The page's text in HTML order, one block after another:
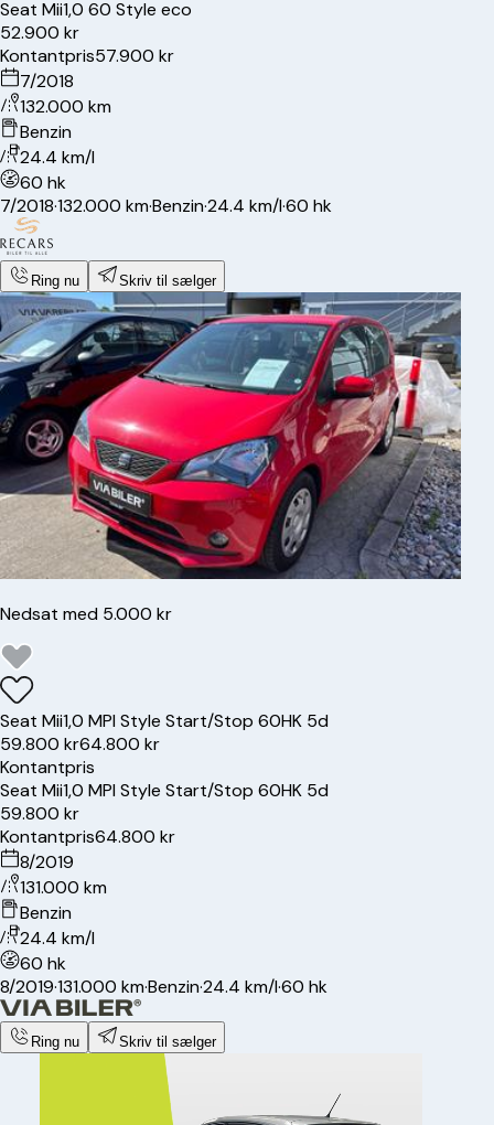
Seat Mii1,0 60 Style eco
52.900 kr
Kontantpris57.900 kr
7/2018
132.000 km
Benzin
24.4 km/l
60 hk
7/2018·132.000 km·Benzin·24.4 km/l·60 hk
Ring nu Skriv til sælger
Nedsat med 5.000 kr
Seat Mii1,0 MPI Style Start/Stop 60HK 5d
59.800 kr64.800 kr
Kontantpris
Seat Mii1,0 MPI Style Start/Stop 60HK 5d
59.800 kr
Kontantpris64.800 kr
8/2019
131.000 km
Benzin
24.4 km/l
60 hk
8/2019·131.000 km·Benzin·24.4 km/l·60 hk
Ring nu Skriv til sælger